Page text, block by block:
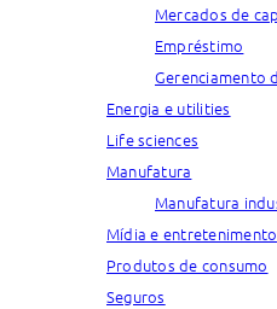
Mercados de
Empréstimo
Gerenciamento
Energia e utilities
Life sciences
Manufatura
Manufatura
Mídia e entretenimento
Produtos de consumo
Seguros